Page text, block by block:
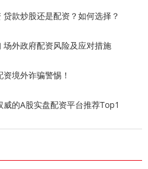
款炒股还是配资？如何选择？
外政府配资风险及应对措施
境外诈骗警惕！
的A股实盘配资平台推荐Top1